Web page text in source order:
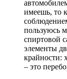
имеешь, то
пользуюсь
спиртовой
элементы
крайности:
– это